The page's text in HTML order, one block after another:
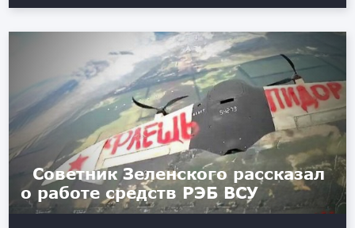
Советник Зеленского рассказал
о работе средств РЭБ ВСУ